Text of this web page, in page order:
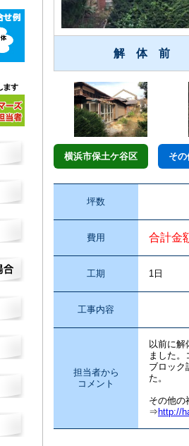
解 体 前
横浜市保土ケ谷区 その
坪数
費用 合計金
工期 1日
工事内容
担当者から
コメント
以前に
ました
ブロック
た。
その他の
⇒ http://